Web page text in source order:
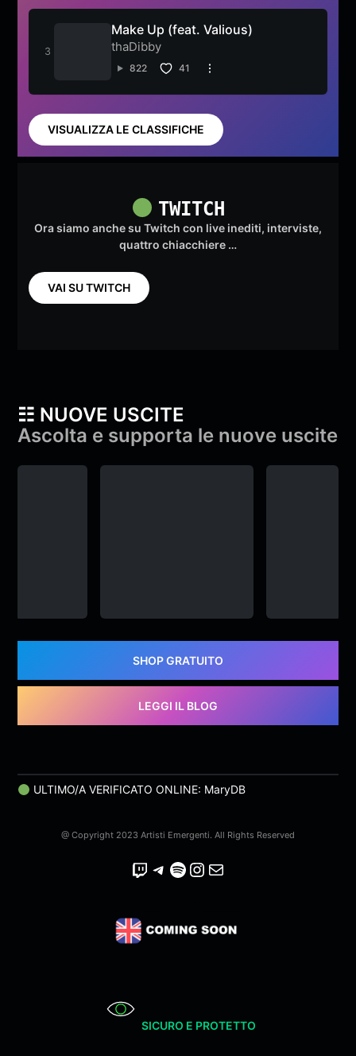
Make Up (feat. Valious)
thaDibby
822 41
VISUALIZZA LE CLASSIFICHE
TWITCH
Ora siamo anche su Twitch con live inediti, interviste,
quattro chiacchiere …
VAI SU TWITCH
☷ NUOVE USCITE
Ascolta e supporta le nuove uscite
SHOP GRATUITO
LEGGI IL BLOG
ULTIMO/A VERIFICATO ONLINE: MaryDB
@ Copyright 2023 Artisti Emergenti. All Rights Reserved
Twitch Telegram Spotify Instagram Email
SICURO E PROTETTO